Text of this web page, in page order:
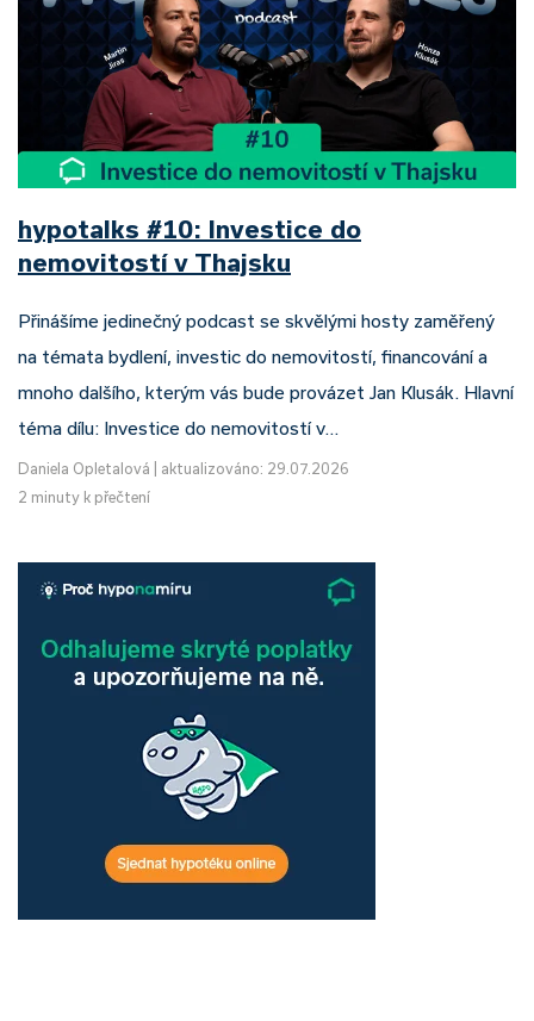
hypotalks #10: Investice do
nemovitostí v Thajsku
Přinášíme jedinečný podcast se skvělými hosty zaměřený
na témata bydlení, investic do nemovitostí, financování a
mnoho dalšího, kterým vás bude provázet Jan Klusák. Hlavní
téma dílu: Investice do nemovitostí v…
Daniela Opletalová
aktualizováno: 29.07.2026
2 minuty k přečtení